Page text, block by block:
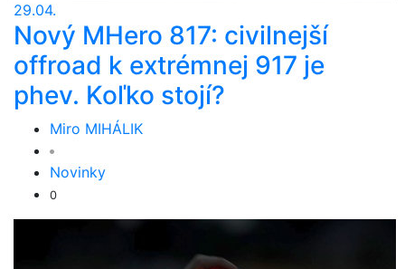
29.04.
Nový MHero 817: civilnejší
offroad k extrémnej 917 je
phev. Koľko stojí?
Miro MIHÁLIK
Novinky
0